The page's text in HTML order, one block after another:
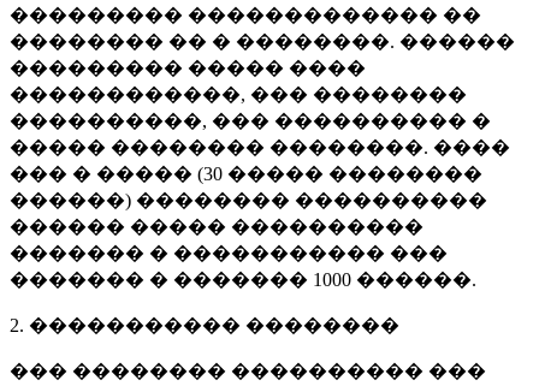
��������� ������������� ��
�������� �� � ��������. ������
��������� ����� ����
������������, ��� ��������
����������, ��� ���������� �
����� �������� ��������. ����
��� � ����� (30 ����� ��������
������) �������� ����������
������ ����� ����������
������� � ����������� ���
������� � ������� 1000 ������.
2. ����������� ��������
��� �������� ���������� ���